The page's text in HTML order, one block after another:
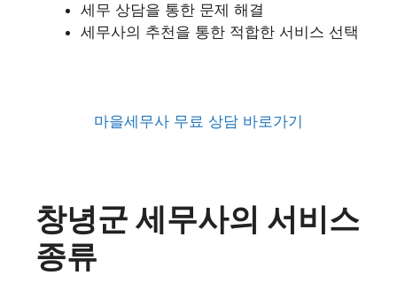
세무 상담을 통한 문제 해결
세무사의 추천을 통한 적합한 서비스 선택
마을세무사 무료 상담 바로가기
창녕군 세무사의 서비스
종류